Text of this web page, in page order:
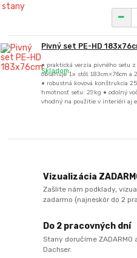
Pivný set PE-HD
• praktická verzia pivného setu
obsahuje 1x stôl 183cm×76cm a
• robustná kovová konštrukcia
hmotnosť setu: 29kg • odolný
vhodný na použitie v interiéri aj
Skladom
Vizualizácia
Zašlite nám podklady,
zadarmo (najneskôr do 2
Do 2 pracovných dní
Stany doručíme ZADARMO
Dachser.